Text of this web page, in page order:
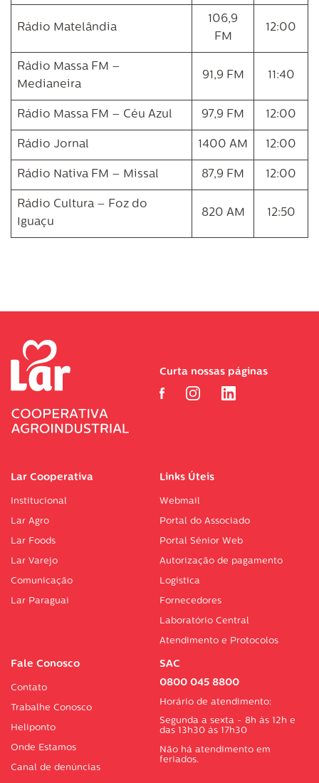
Rádio Matelândia
106,9
FM
12:00
Rádio Massa FM –
Medianeira
91,9 FM 11:40
Rádio Massa FM – Céu Azul 97,9 FM 12:00
Rádio Jornal 1400 AM 12:00
Rádio Nativa FM – Missal 87,9 FM 12:00
Rádio Cultura – Foz do
Iguaçu
820 AM 12:50
Lar Cooperativa
Institucional
Lar Agro
Lar Foods
Lar Varejo
Comunicação
Lar Paraguai
Links Úteis
Webmail
Portal do Associado
Portal Sénior Web
Autorização de pagamento
Logística
Fornecedores
Laboratório Central
Atendimento e Protocolos
Fale Conosco
Contato
Trabalhe Conosco
Heliponto
Onde Estamos
Canal de denúncias
SAC
0800 045 8800
Horário de atendimento:
Segunda a sexta - 8h às 12h e
das 13h30 às 17h30
Não há atendimento em
feriados.
Curta nossas páginas